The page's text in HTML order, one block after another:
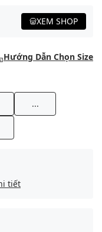
XEM SHOP
Hướng Dẫn Chọn Size
...
tiết